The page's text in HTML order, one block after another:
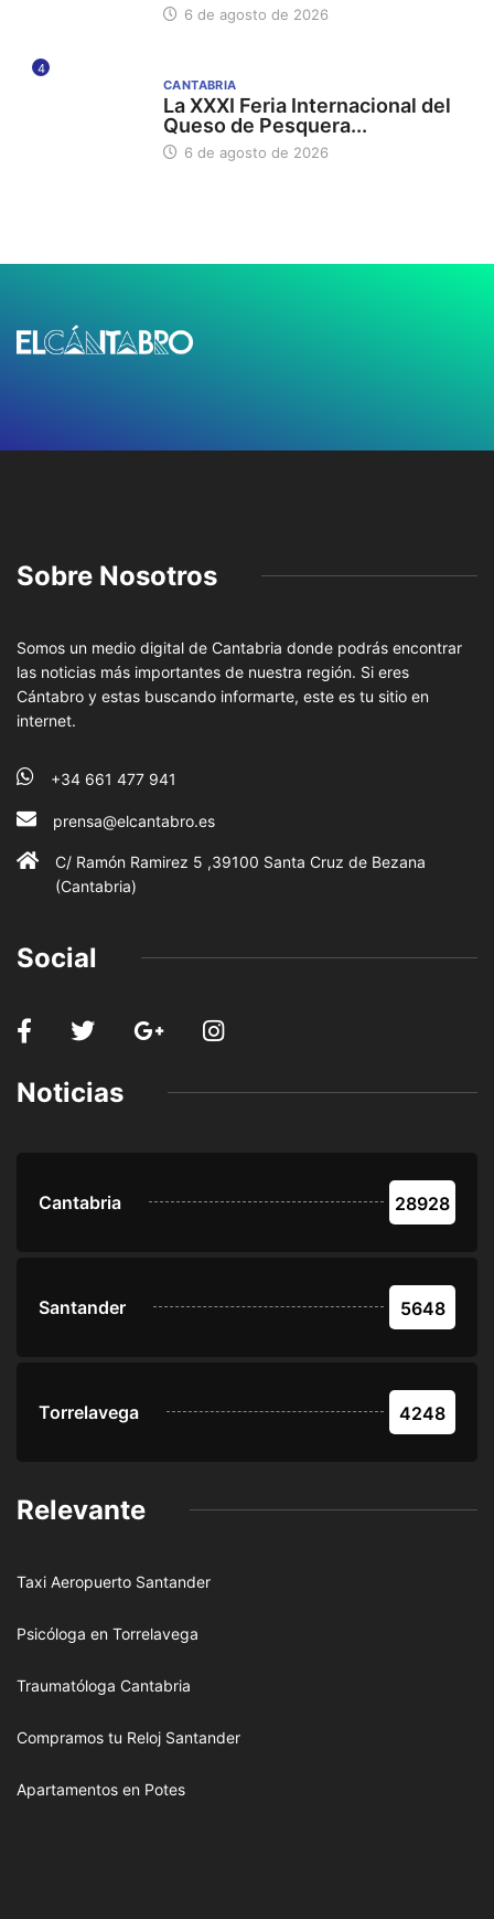
6 de agosto de 2026
4
CANTABRIA
La XXXI Feria Internacional del
Queso de Pesquera...
6 de agosto de 2026
Sobre Nosotros
Somos un medio digital de Cantabria donde podrás encontrar
las noticias más importantes de nuestra región. Si eres
Cántabro y estas buscando informarte, este es tu sitio en
internet.
+34 661 477 941
prensa@elcantabro.es
C/ Ramón Ramirez 5 ,39100 Santa Cruz de Bezana
(Cantabria)
Social
Noticias
Cantabria 28928
Santander 5648
Torrelavega 4248
Relevante
Taxi Aeropuerto Santander
Psicóloga en Torrelavega
Traumatóloga Cantabria
Compramos tu Reloj Santander
Apartamentos en Potes